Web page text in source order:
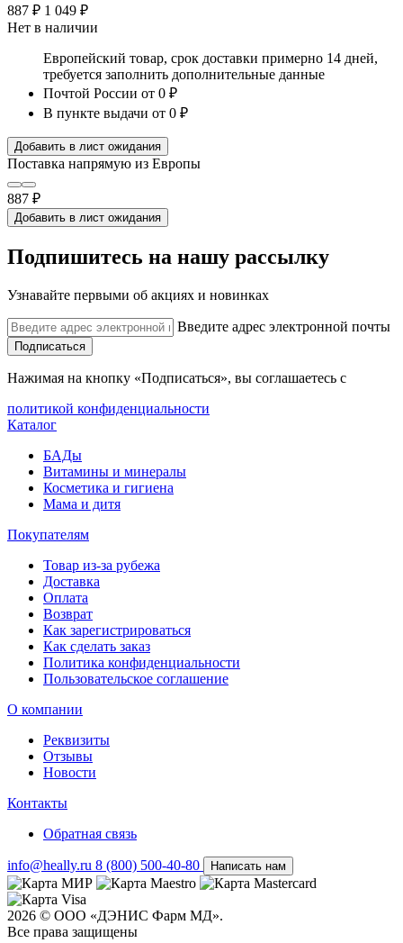
887 ₽ 1 049 ₽
Нет в наличии
Европейский товар, срок доставки примерно 14 дней,
требуется заполнить дополнительные данные
Почтой России от 0 ₽
В пункте выдачи от 0 ₽
Добавить в лист ожидания
Поставка напрямую из Европы
887 ₽
Добавить в лист ожидания
Подпишитесь на нашу рассылку
Узнавайте первыми об акциях и новинках
Введите адрес электронной почты
Подписаться
Нажимая на кнопку «Подписаться», вы соглашаетесь с
политикой конфиденциальности
Каталог
БАДы
Витамины и минералы
Косметика и гигиена
Мама и дитя
Покупателям
Товар из-за рубежа
Доставка
Оплата
Возврат
Как зарегистрироваться
Как сделать заказ
Политика конфиденциальности
Пользовательское соглашение
О компании
Реквизиты
Отзывы
Новости
Контакты
Обратная связь
info@heally.ru 8 (800) 500-40-80 Написать нам
2026 © ООО «ДЭНИС Фарм МД».
Все права защищены